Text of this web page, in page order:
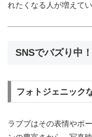
れたくなる人が増えてい
SNSでバズり中
フォトジェニック
ラブブはその表情やポ